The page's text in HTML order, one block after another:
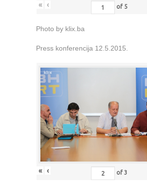
« ‹ of 5
Photo by klix.ba
Press konferencija 12.5.2015.
« ‹ of 3